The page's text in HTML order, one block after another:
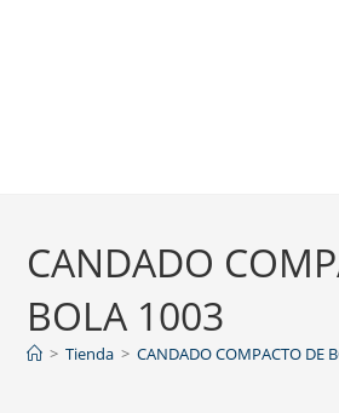
CANDADO
BOLA 1003
> Tienda > CANDADO COMPACTO DE